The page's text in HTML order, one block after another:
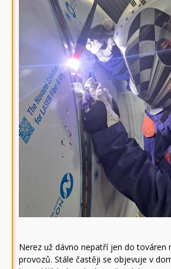
Nerez už dávno nepatří jen do továren
provozů. Stále častěji se objevuje v